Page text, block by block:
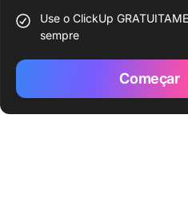
Use o ClickUp
sempre
Começar